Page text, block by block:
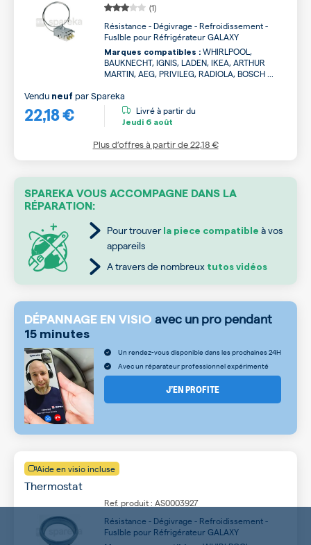
(1)
Résistance - Dégivrage - Refroidissement -
Fuslble pour Réfrigérateur GALAXY
Marques compatibles : WHIRLPOOL,
BAUKNECHT, IGNIS, LADEN, IKEA, ARTHUR
MARTIN, AEG, PRIVILEG, RADIOLA, BOSCH ...
22,18 €
Vendu neuf parSpareka
Livré à partir du
Jeudi 6 août
Plus d’offres à partir de22,18 €
SPAREKA VOUS ACCOMPAGNE DANS LA
RÉPARATION:
Pour trouver la piece compatible à vos
appareils
A travers de nombreux tutos vidéos
DÉPANNAGE EN VISIO avec un pro pendant
15 minutes
Un rendez-vous disponible dans les prochaines 24H
Avec un réparateur professionnel expérimenté
J’EN PROFITE
Aide en visio incluse
Thermostat
Ref. produit : AS0003927
Résistance - Dégivrage - Refroidissement -
Fuslble pour Réfrigérateur GALAXY